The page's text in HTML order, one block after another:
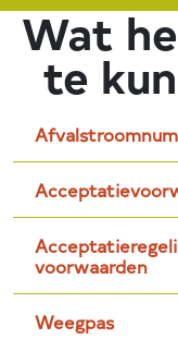
Wat
te
voorwaarden
Weegpas